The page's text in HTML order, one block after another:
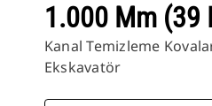
1.000 Mm (39
Kanal Temizleme
Ekskavatör